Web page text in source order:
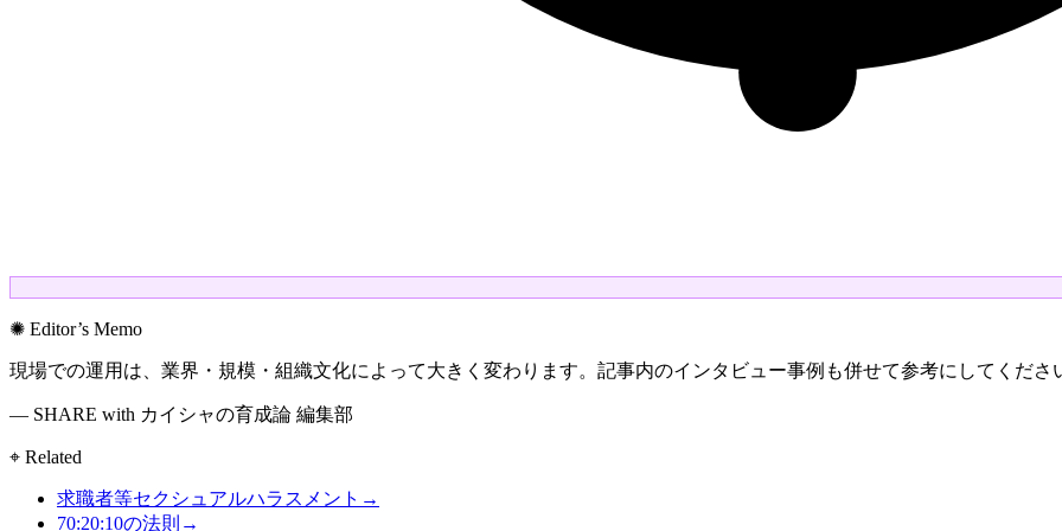
✺ Editor’s Memo
現場での運用は、業界・規模・組織文化によって大きく変わります。記事内のインタビュー事例も併せて参考にしてくださ
— SHARE with カイシャの育成論 編集部
⌖ Related
求職者等セクシュアルハラスメント →
70:20:10の法則 →